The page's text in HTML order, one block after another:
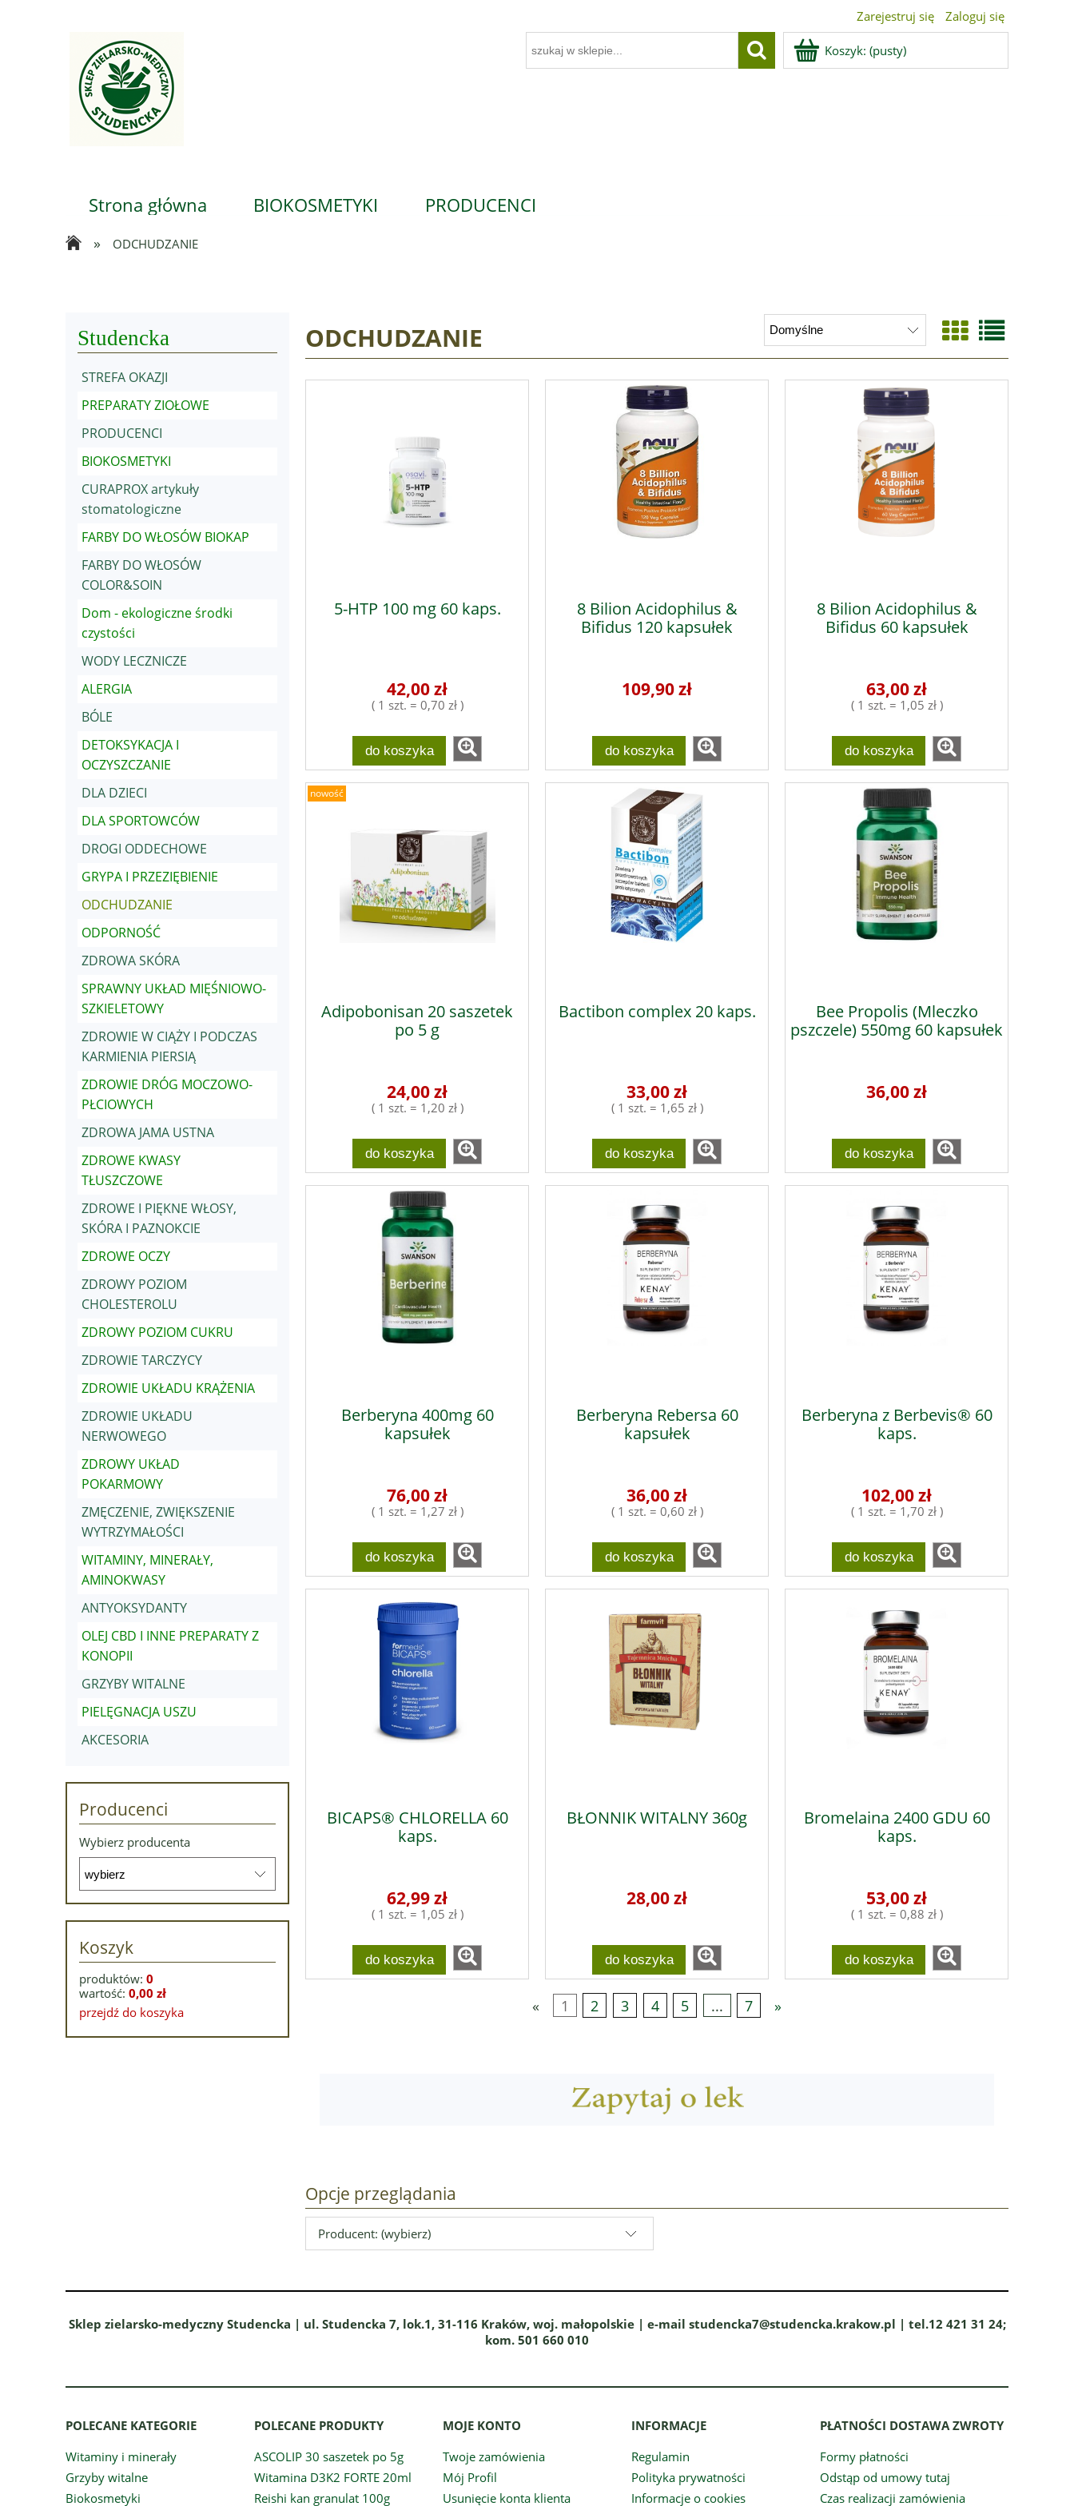
Zarejestruj się Zaloguj się
Koszyk: (pusty)
Strona główna BIOKOSMETYKI PRODUCENCI
» ODCHUDZANIE
Studencka
STREFA OKAZJI
PREPARATY ZIOŁOWE
PRODUCENCI
BIOKOSMETYKI
CURAPROX artykuły
stomatologiczne
FARBY DO WŁOSÓW BIOKAP
FARBY DO WŁOSÓW
COLOR&SOIN
Dom - ekologiczne środki
czystości
WODY LECZNICZE
ALERGIA
BÓLE
DETOKSYKACJA I
OCZYSZCZANIE
DLA DZIECI
DLA SPORTOWCÓW
DROGI ODDECHOWE
GRYPA I PRZEZIĘBIENIE
ODCHUDZANIE
ODPORNOŚĆ
ZDROWA SKÓRA
SPRAWNY UKŁAD MIĘŚNIOWO-
SZKIELETOWY
ZDROWIE W CIĄŻY I PODCZAS
KARMIENIA PIERSIĄ
ZDROWIE DRÓG MOCZOWO-
PŁCIOWYCH
ZDROWA JAMA USTNA
ZDROWE KWASY
TŁUSZCZOWE
ZDROWE I PIĘKNE WŁOSY,
SKÓRA I PAZNOKCIE
ZDROWE OCZY
ZDROWY POZIOM
CHOLESTEROLU
ZDROWY POZIOM CUKRU
ZDROWIE TARCZYCY
ZDROWIE UKŁADU KRĄŻENIA
ZDROWIE UKŁADU
NERWOWEGO
ZDROWY UKŁAD
POKARMOWY
ZMĘCZENIE, ZWIĘKSZENIE
WYTRZYMAŁOŚCI
WITAMINY, MINERAŁY,
AMINOKWASY
ANTYOKSYDANTY
OLEJ CBD I INNE PREPARATY Z
KONOPII
GRZYBY WITALNE
PIELĘGNACJA USZU
AKCESORIA
Producenci
Wybierz producenta
Koszyk
produktów: 0
wartość: 0,00 zł
przejdź do koszyka
ODCHUDZANIE
5-HTP 100 mg 60 kaps.
42,00 zł
( 1 szt. = 0,70 zł )
do koszyka
8 Bilion Acidophilus &
Bifidus 120 kapsułek
109,90 zł
do koszyka
8 Bilion Acidophilus &
Bifidus 60 kapsułek
63,00 zł
( 1 szt. = 1,05 zł )
do koszyka
Adipobonisan 20 saszetek
po 5 g
24,00 zł
( 1 szt. = 1,20 zł )
do koszyka
nowość
Bactibon complex 20 kaps.
33,00 zł
( 1 szt. = 1,65 zł )
do koszyka
Bee Propolis (Mleczko
pszczele) 550mg 60 kapsułek
36,00 zł
do koszyka
Berberyna 400mg 60
kapsułek
76,00 zł
( 1 szt. = 1,27 zł )
do koszyka
Berberyna Rebersa 60
kapsułek
36,00 zł
( 1 szt. = 0,60 zł )
do koszyka
Berberyna z Berbevis® 60
kaps.
102,00 zł
( 1 szt. = 1,70 zł )
do koszyka
BICAPS® CHLORELLA 60
kaps.
62,99 zł
( 1 szt. = 1,05 zł )
do koszyka
BŁONNIK WITALNY 360g
28,00 zł
do koszyka
Bromelaina 2400 GDU 60
kaps.
53,00 zł
( 1 szt. = 0,88 zł )
do koszyka
« 1 2 3 4 5 ... 7 »
Opcje przeglądania
Producent: (wybierz)
Sklep zielarsko-medyczny Studencka | ul. Studencka 7, lok.1, 31-116 Kraków, woj. małopolskie | e-mail studencka7@studencka.krakow.pl | tel.12 421 31 24;
kom. 501 660 010
POLECANE KATEGORIE
Witaminy i minerały
Grzyby witalne
Biokosmetyki
POLECANE PRODUKTY
ASCOLIP 30 saszetek po 5g
Witamina D3K2 FORTE 20ml
Reishi kan granulat 100g
MOJE KONTO
Twoje zamówienia
Mój Profil
Usunięcie konta klienta
INFORMACJE
Regulamin
Polityka prywatności
Informacje o cookies
PŁATNOŚCI DOSTAWA ZWROTY
Formy płatności
Odstąp od umowy tutaj
Czas realizacji zamówienia